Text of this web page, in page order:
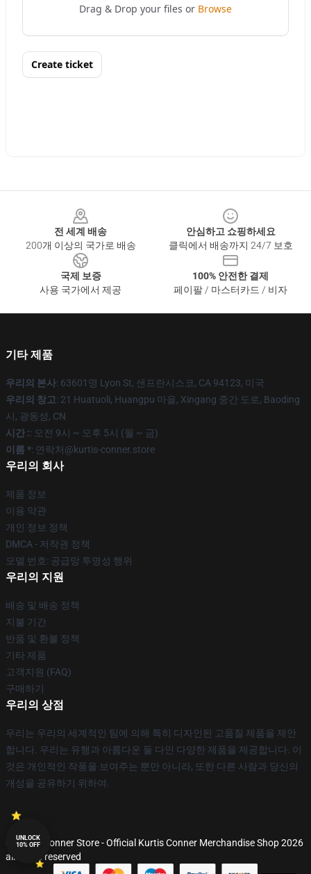
전 세계 배송
200개 이상의 국가로 배송
안심하고 쇼핑하세요
클릭에서 배송까지 24/7 보호
국제 보증
사용 국가에서 제공
100% 안전한 결제
페이팔 / 마스터카드 / 비자
기타 제품
우리의 본사: 63601명 Lyon St, 샌프란시스코, CA 94123, 미국
우리의 창고: 21 Huatuoli, Huangpu 마을, Xingang 중간 도로, Baoding
시, 광동성, CN
시간 :: 오전 9시 ~ 오후 5시 (월 ~ 금)
이름 *: 연락처@kurtis-conner.store
우리의 회사
제품 정보
이용 약관
개인 정보 정책
DMCA - 저작권 정책
모델 번호: 공급망 투명성 행위
우리의 지원
배송 및 배송 정책
지불 기간
반품 및 환불 정책
기타 제품
고객지원 (FAQ)
구매하기
우리의 상점
우리는 우리의 세계적인 팀에 의해 특히 디자인된 고품질 제품을 제안
합니다. 우리는 유행과 아름다운 둘 다인 다양한 제품을 제공합니다. 이
것은 개인적인 작풍을 보여주는 뿐만 아니라, 또한 다른 사람과 당신의
개성을 공유하기 위하여.
© Kurtis Conner Store - Official Kurtis Conner Merchandise Shop 2026
all rights reserved
UNLOCK
10% OFF